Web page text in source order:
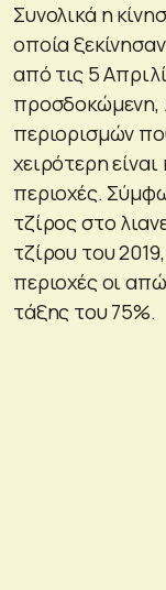
Συνολικά η
οποία
από τις 5
προσδοκώμενη,
περιορισμών
χειρότερη
περιοχές.
τζίρος στο
τζίρου του
περιοχές οι
τάξης του 75%.